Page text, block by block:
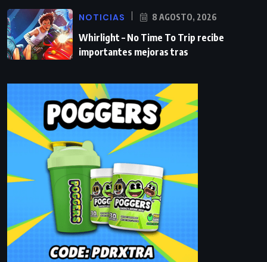
NOTICIAS 8 AGOSTO, 2026
Whirlight – No Time To Trip recibe
importantes mejoras tras